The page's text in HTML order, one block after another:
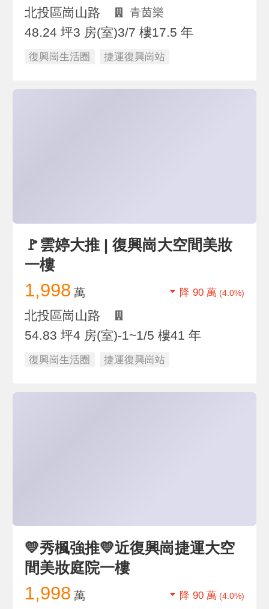
北投區崗山路 青茵樂
48.24 坪3 房(室)3/7 樓17.5 年
復興崗生活圈 捷運復興崗站
🚩雲婷大推 | 復興崗大空間美妝
一樓
1,998 萬 降 90 萬 (4.0%)
北投區崗山路
54.83 坪4 房(室)-1~1/5 樓41 年
復興崗生活圈 捷運復興崗站
💛秀楓強推💛近復興崗捷運大空
間美妝庭院一樓
1,998 萬 降 90 萬 (4.0%)